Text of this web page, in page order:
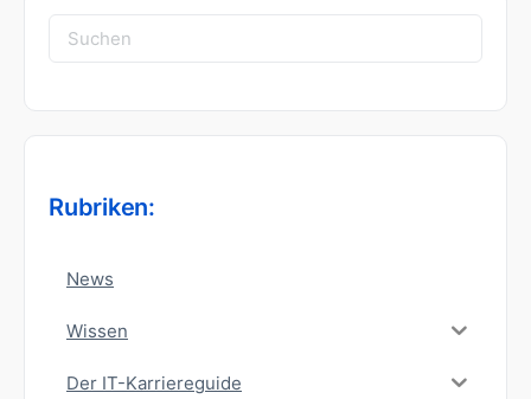
Suchen
nach:
Rubriken:
News
Wissen
Der IT-Karriereguide